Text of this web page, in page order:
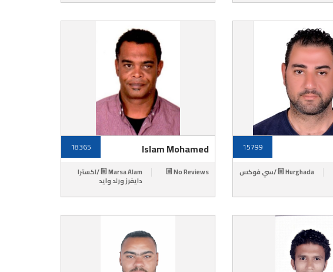
15799
Hurghada /سي فوكس
Islam Mohamed
18365
No Reviews Marsa Alam /اكسترا
دايفرز ورلد وايد